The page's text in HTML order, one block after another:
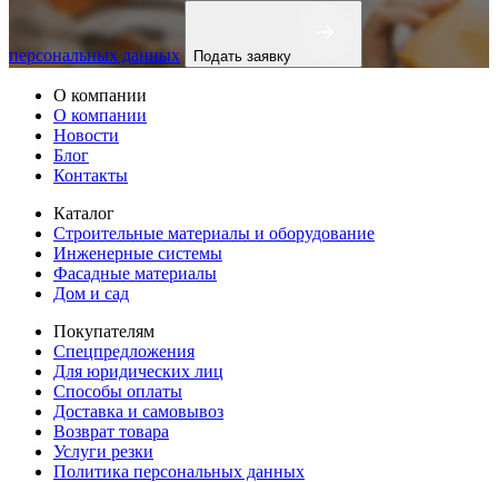
персональных данных Подать заявку
О компании
О компании
Новости
Блог
Контакты
Каталог
Строительные материалы и оборудование
Инженерные системы
Фасадные материалы
Дом и сад
Покупателям
Спецпредложения
Для юридических лиц
Способы оплаты
Доставка и самовывоз
Возврат товара
Услуги резки
Политика персональных данных